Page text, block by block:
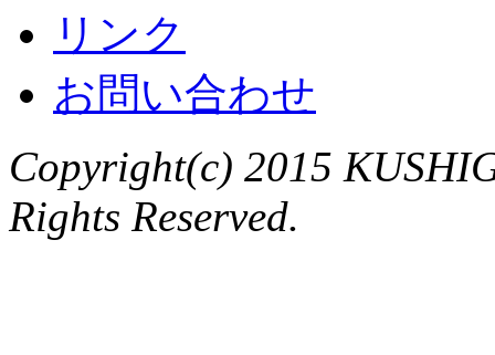
リンク
お問い合わせ
Copyright(c) 2015
Rights Reserved.